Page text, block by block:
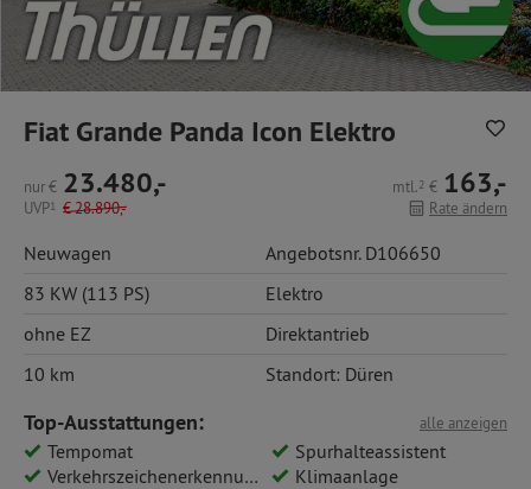
Fiat Grande Panda Icon Elektro
nur€ 23.480,-
UVP1 €28.890,-
mtl.2 € 163,-
Rate ändern
Neuwagen
Angebotsnr. D106650
83 KW (113 PS)
Elektro
ohne EZ
Direktantrieb
10 km
Standort: Düren
alle anzeigen
Top-Ausstattungen:
Tempomat
Spurhalteassistent
Verkehrszeichenerkennung
Klimaanlage